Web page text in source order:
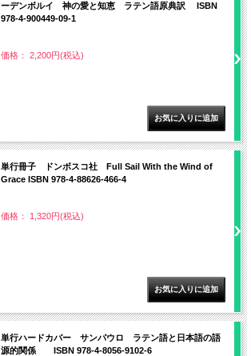
ーデンボルイ 神の愛と知恵 ラテン語原典訳 ISBN
978-4-900449-09-1
価格： 2,200円(税込)
単行冊子 ドンボスコ社 Full Sail With the Wind of
Grace ISBN 978-4-88626-466-4
価格： 1,320円(税込)
単行ハードカバー サンパウロ ラテン語と日本語の語
源的関係 ISBN 978-4-8056-9102-6